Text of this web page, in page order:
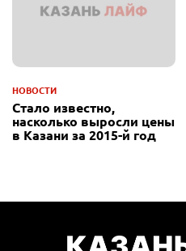
НОВОСТИ
Стало известно,
насколько выросли цены
в Казани за 2015-й год